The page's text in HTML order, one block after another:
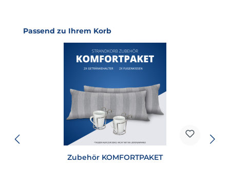
Produktgalerie überspringen
Passend zu Ihrem Korb
Zubehör KOMFORTPAKET